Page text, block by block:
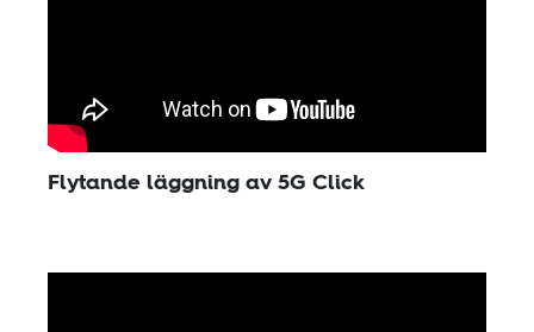
Flytande läggning av 5G Click